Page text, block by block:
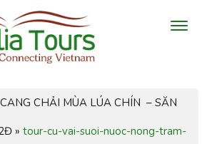
CHẢI MÙA LÚA CHÍN – SĂN
» tour-cu-vai-suoi-nuoc-nong-tram-